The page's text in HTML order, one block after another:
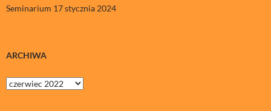
Seminarium 17 stycznia 2024
ARCHIWA
Archiwa